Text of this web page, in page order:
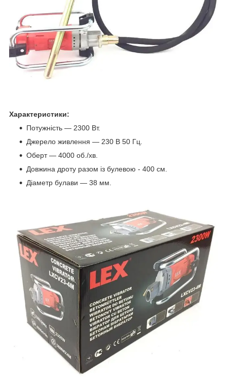
Характеристики:
Потужність — 2300 Вт.
Джерело живлення — 230 В 50 Гц.
Оберт — 4000 об./хв.
Довжина дроту разом із булевою - 400 см.
Діаметр булави — 38 мм.